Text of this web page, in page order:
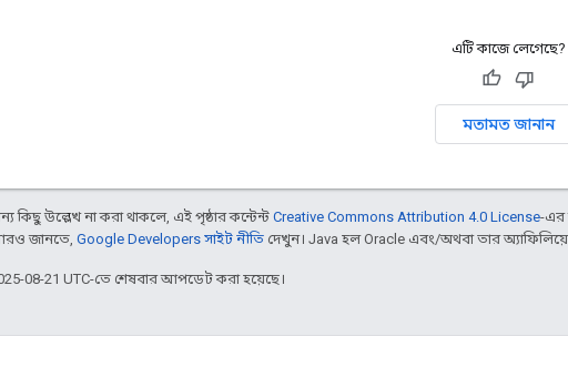
এটি কাজে লেগেছে?
মতামত জানান
কিছু উল্লেখ না করা থাকলে, এই পৃষ্ঠার কন্টেন্ট Creative Commons Attribution 4.0 License-এর
জানতে, Google Developers সাইট নীতি দেখুন। Java হল Oracle এবং/অথবা তার অ্যাফিলিয়েট
08-21 UTC-তে শেষবার আপডেট করা হয়েছে।